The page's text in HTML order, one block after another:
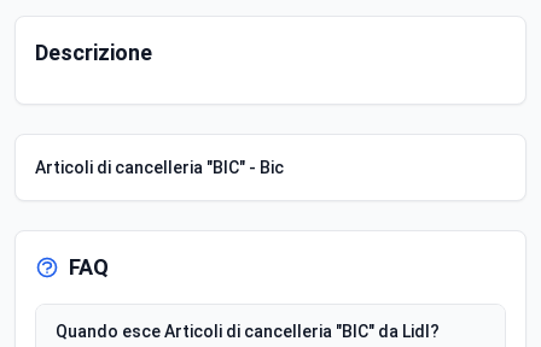
Descrizione
Articoli di cancelleria "BIC" - Bic
FAQ
Quando esce Articoli di cancelleria "BIC" da Lidl?